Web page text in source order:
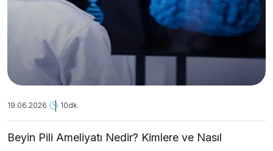
19.06.2026 10dk.
Beyin Pili Ameliyatı Nedir? Kimlere ve Nasıl